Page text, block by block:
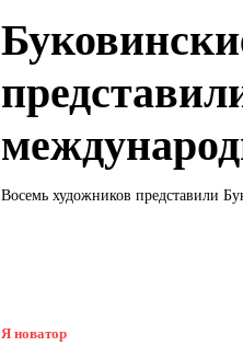
Восемь художников представили
Я новатор